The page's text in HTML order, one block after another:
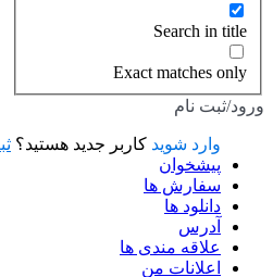
Search in title
Exact matches only
ورود/ثبت نام
وارد شوید کاربر جدید هستید؟
پیشخوان
سفارش ها
دانلود ها
آدرس
علاقه مندی ها
اعلانات من